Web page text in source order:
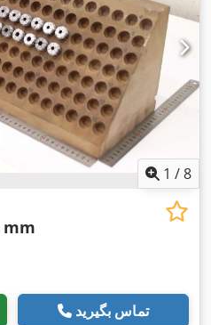
1 /8
mm
تماس بگیرید